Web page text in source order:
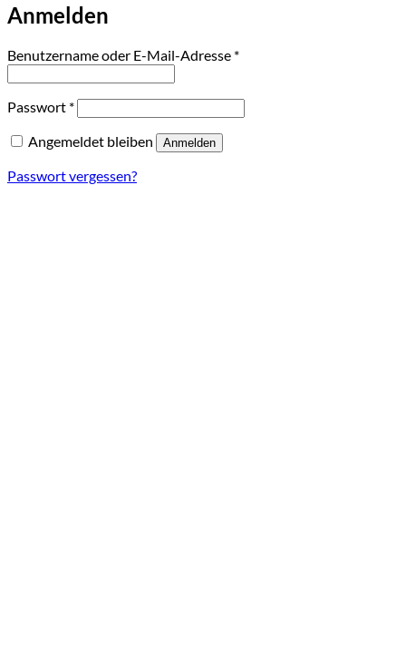
Anmelden
Benutzername oder E-Mail-Adresse *Erforderlich
Passwort *Erforderlich
Angemeldet bleiben Anmelden
Passwort vergessen?